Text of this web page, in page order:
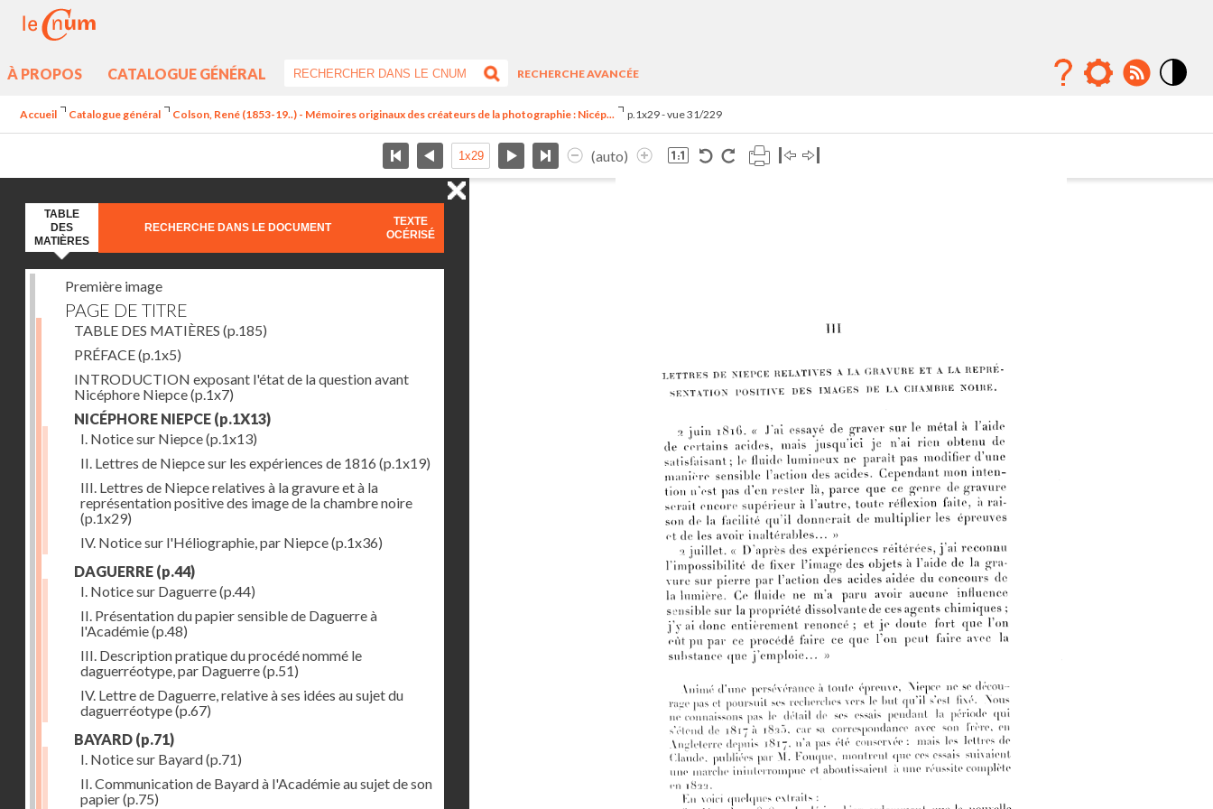
À PROPOS CATALOGUE GÉNÉRAL
RECHERCHE AVANCÉE
Accueil Catalogue général Colson, René (1853-19..) - Mémoires originaux des créateurs de la photographie : Nicép... p.1x29 - vue 31/229
(auto)
TABLE
DES
MATIÈRES
RECHERCHE DANS LE DOCUMENT
TEXTE
OCÉRISÉ
Première image
PAGE DE TITRE
TABLE DES MATIÈRES (p.185)
PRÉFACE(p.1x5)
INTRODUCTION exposant l'état de la question avant
Nicéphore Niepce(p.1x7)
NICÉPHORE NIEPCE (p.1X13)
I. Notice sur Niepce(p.1x13)
II. Lettres de Niepce sur les expériences de 1816 (p.1x19)
III. Lettres de Niepce relatives à la gravure et à la
représentation positive des image de la chambre noire
(p.1x29)
IV. Notice sur l'Héliographie, par Niepce(p.1x36)
DAGUERRE (p.44)
I. Notice sur Daguerre(p.44)
II. Présentation du papier sensible de Daguerre à
l'Académie(p.48)
III. Description pratique du procédé nommé le
daguerréotype, par Daguerre(p.51)
IV. Lettre de Daguerre, relative à ses idées au sujet du
daguerréotype(p.67)
BAYARD (p.71)
I. Notice sur Bayard(p.71)
II. Communication de Bayard à l'Académie au sujet de son
papier(p.75)